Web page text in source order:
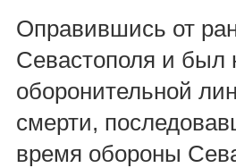
Оправившись от
Севастополя и был
оборонительной
смерти,
время обороны